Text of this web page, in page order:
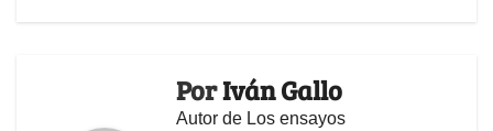
PorIván Gallo
Autor de Los ensayos